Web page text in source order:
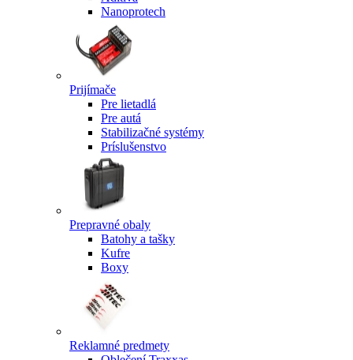
Nanoprotech
Prijímače
Pre lietadlá
Pre autá
Stabilizačné systémy
Príslušenstvo
Prepravné obaly
Batohy a tašky
Kufre
Boxy
Reklamné predmety